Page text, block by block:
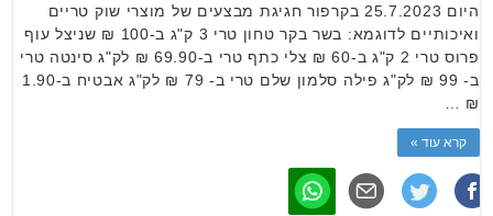
היום 25.7.2023 בקרפור חגיגת מבצעים של מוצרי שוק טריים
ואיכותיים לדוגמא: בשר בקר טחון טרי 3 ק"ג ב-100 ₪ שניצל עוף
פרוס טרי 2 ק"ג ב-60 ₪ צלי כתף טרי ב-69.90 ₪ לק"ג סינטה טרי
ב- 99 ₪ לק"ג פילה סלמון שלם טרי ב- 79 ₪ לק"ג אבטיח ב-1.90
₪ …
קרא עוד »